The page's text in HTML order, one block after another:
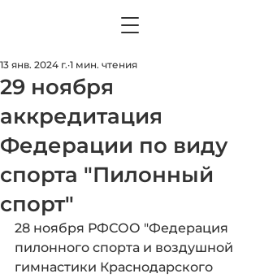
29 ноября
аккредитация
Федерации по виду
спорта "Пилонный
спорт"
13 янв. 2024 г. 1 мин. чтения
28 ноября РФСОО "Федерация
пилонного спорта и воздушной
гимнастики Краснодарского